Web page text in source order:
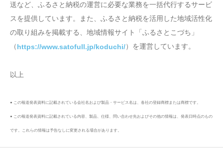
送など、ふるさと納税の運営に必要な業務を一括代行するサービ
スを提供しています。また、ふるさと納税を活用した地域活性化
の取り組みを掲載する、地域情報サイト「ふるさとこづち」
（https://www.satofull.jp/koduchi/）を運営しています。
以上
● この報道発表資料に記載されている会社名および製品・サービス名は、各社の登録商標または商標です。
● この報道発表資料に記載されている内容、製品、仕様、問い合わせ先およびその他の情報は、発表日時点のもの
です。これらの情報は予告なしに変更される場合があります。